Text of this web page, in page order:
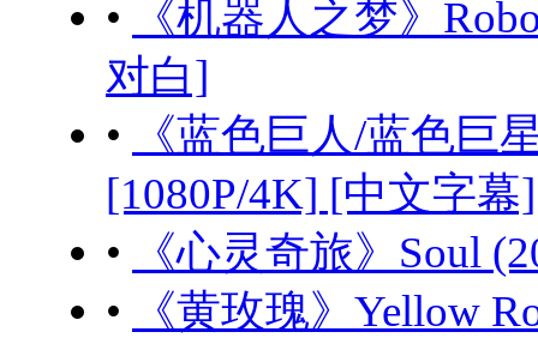
•
《机器人之梦》
对白]
•
《蓝色巨人/蓝色巨
[1080P/4K] [中文字幕]
•
《心灵奇旅》Soul
•
《黄玫瑰》Yellow